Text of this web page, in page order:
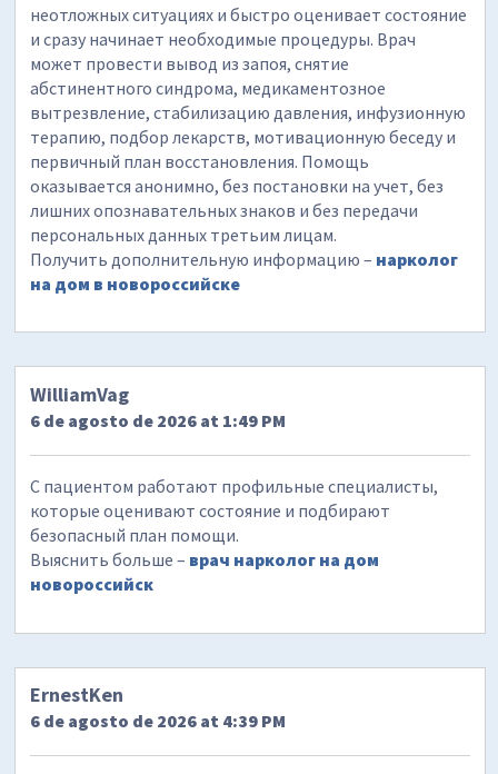
неотложных ситуациях и быстро оценивает состояние
и сразу начинает необходимые процедуры. Врач
может провести вывод из запоя, снятие
абстинентного синдрома, медикаментозное
вытрезвление, стабилизацию давления, инфузионную
терапию, подбор лекарств, мотивационную беседу и
первичный план восстановления. Помощь
оказывается анонимно, без постановки на учет, без
лишних опознавательных знаков и без передачи
персональных данных третьим лицам.
Получить дополнительную информацию – нарколог
на дом в новороссийске
WilliamVag
6 de agosto de 2026 at 1:49 PM
С пациентом работают профильные специалисты,
которые оценивают состояние и подбирают
безопасный план помощи.
Выяснить больше – врач нарколог на дом
новороссийск
ErnestKen
6 de agosto de 2026 at 4:39 PM